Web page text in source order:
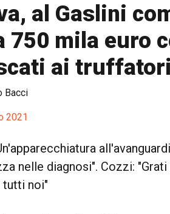
al Gaslini
750 mila euro
ai truffatori
Bacci
2021
nelle diagnosi". Cozzi:
tutti noi"